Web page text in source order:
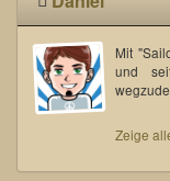
Mit
und
Zeige